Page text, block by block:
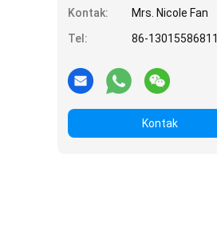
Kontak:
Mrs. Nicole Fan
Tel:
86-13015586811
Kontak